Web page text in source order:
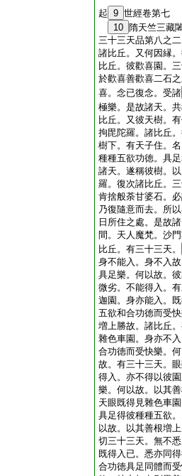
起 9 世經卷第七
10 隋天竺三
三十三天品第八之二
諸比丘。又何因縁
比丘。彼歡喜園。
於歡喜善歡喜二石
喜。念已復念。受諸
極樂。是故諸天。
比丘。又彼天樹。
拘毘陀羅。諸比丘
樹下。有天子住。
種種五欲功徳。具
諸天。遂稱彼樹。
羅。復次諸比丘。
肯捨般荼甘婆石。
乃復隨意而去。所
日所住之處。是故
間。天人魔梵。沙
比丘。有三十三天。
身不能入。身不入
具足樂。何以故。
微劣。不能得入。
迦園。身亦能入。
五欲和合功徳而受
増上勝故。諸比丘
雜色車園。身亦不
合功徳而受快樂。
故。有三十三天。
得入。亦不得以彼
樂。何以故。以其
天眼既得見雜色車
具足得彼種種五欲
以故。以其善根増
切三十三天。無不
既得入已。悉亦同
合功徳具足同體而